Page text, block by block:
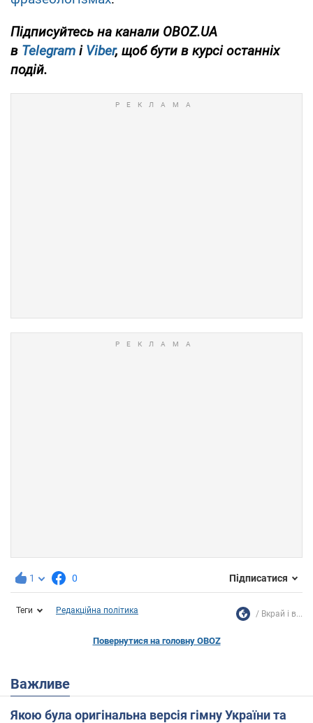
Підписуйтесь на канали OBOZ.UA
в Telegram і Viber, щоб бути в курсі останніх
подій.
1 0 Підписатися
Теги Редакційна політика Вкрай і в...
Повернутися на головну OBOZ
Важливе
Якою була оригінальна версія гімну України та